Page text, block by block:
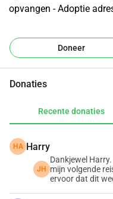
opvangen - Adoptie
Doneer
Donaties
Recente donaties
HA Harry
JH
Dankjewel
mijn volgende
ervoor dat dit